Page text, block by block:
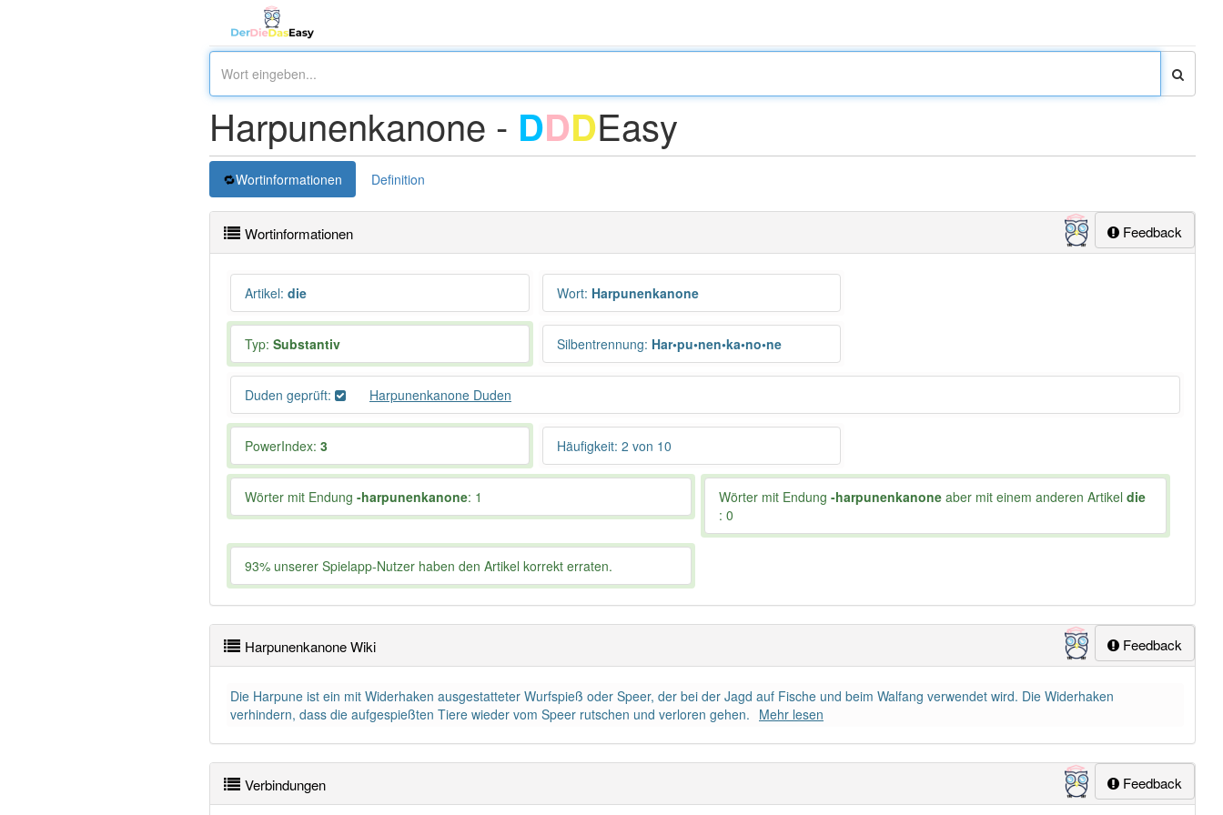
Harpunenkanone - DDDEasy
Wortinformationen Definition
Feedback
Wortinformationen
Artikel: die Wort: Harpunenkanone
Typ: Substantiv Silbentrennung: Har•pu•nen•ka•no•ne
Duden geprüft: Harpunenkanone Duden
PowerIndex: 3 Häufigkeit: 2 von 10
Wörter mit Endung -harpunenkanone: 1 Wörter mit Endung-harpunenkanone aber mit einem anderen Artikeldie
: 0
93% unserer Spielapp-Nutzer haben den Artikel korrekt erraten.
Feedback
Harpunenkanone Wiki
Die Harpune ist ein mit Widerhaken ausgestatteter Wurfspieß oder Speer, der bei der Jagd auf Fische und beim Walfang verwendet wird. Die Widerhaken
verhindern, dass die aufgespießten Tiere wieder vom Speer rutschen und verloren gehen. Mehr lesen
Feedback
Verbindungen